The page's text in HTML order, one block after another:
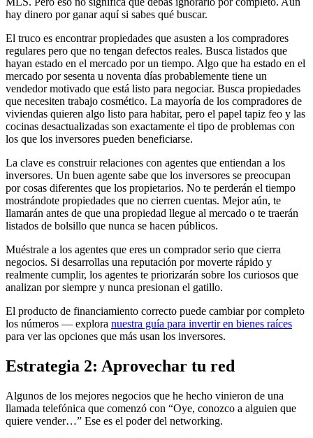
hay dinero por ganar aquí si sabes qué buscar.
El truco es encontrar propiedades que asusten a los compradores
regulares pero que no tengan defectos reales. Busca listados que
hayan estado en el mercado por un tiempo. Algo que ha estado en el
mercado por sesenta u noventa días probablemente tiene un
vendedor motivado que está listo para negociar. Busca propiedades
que necesiten trabajo cosmético. La mayoría de los compradores de
viviendas quieren algo listo para habitar, pero el papel tapiz feo y las
cocinas desactualizadas son exactamente el tipo de problemas con
los que los inversores pueden beneficiarse.
La clave es construir relaciones con agentes que entiendan a los
inversores. Un buen agente sabe que los inversores se preocupan
por cosas diferentes que los propietarios. No te perderán el tiempo
mostrándote propiedades que no cierren cuentas. Mejor aún, te
llamarán antes de que una propiedad llegue al mercado o te traerán
listados de bolsillo que nunca se hacen públicos.
Muéstrale a los agentes que eres un comprador serio que cierra
negocios. Si desarrollas una reputación por moverte rápido y
realmente cumplir, los agentes te priorizarán sobre los curiosos que
analizan por siempre y nunca presionan el gatillo.
El producto de financiamiento correcto puede cambiar por completo
los números — explora nuestra guía para invertir en bienes raíces
para ver las opciones que más usan los inversores.
Estrategia 2: Aprovechar tu red
Algunos de los mejores negocios que he hecho vinieron de una
llamada telefónica que comenzó con “Oye, conozco a alguien que
quiere vender…” Ese es el poder del networking.